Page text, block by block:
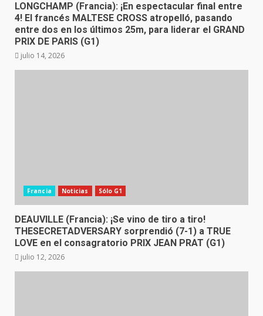
LONGCHAMP (Francia): ¡En espectacular final entre
4! El francés MALTESE CROSS atropelló, pasando
entre dos en los últimos 25m, para liderar el GRAND
PRIX DE PARIS (G1)
julio 14, 2026
Francia Noticias Sólo G1
DEAUVILLE (Francia): ¡Se vino de tiro a tiro!
THESECRETADVERSARY sorprendió (7-1) a TRUE
LOVE en el consagratorio PRIX JEAN PRAT (G1)
julio 12, 2026